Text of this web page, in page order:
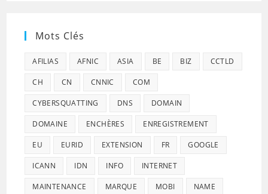
Mots Clés
AFILIAS AFNIC ASIA BE BIZ CCTLD
CH CN CNNIC COM
CYBERSQUATTING DNS DOMAIN
DOMAINE ENCHÈRES ENREGISTREMENT
EU EURID EXTENSION FR GOOGLE
ICANN IDN INFO INTERNET
MAINTENANCE MARQUE MOBI NAME